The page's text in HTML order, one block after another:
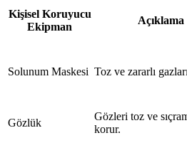
Kişisel Koruyucu
Ekipman
Açıklama
Solunum Maskesi Toz ve zararlı
Gözlük
Gözleri toz ve
korur.